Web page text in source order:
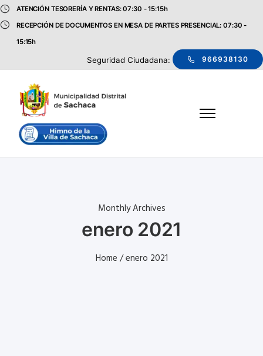
ATENCIÓN TESORERÍA Y RENTAS: 07:30 - 15:15h
RECEPCIÓN DE DOCUMENTOS EN MESA DE PARTES PRESENCIAL: 07:30 -
15:15h
Seguridad Ciudadana: 966938130
Monthly Archives
enero 2021
Home / enero 2021